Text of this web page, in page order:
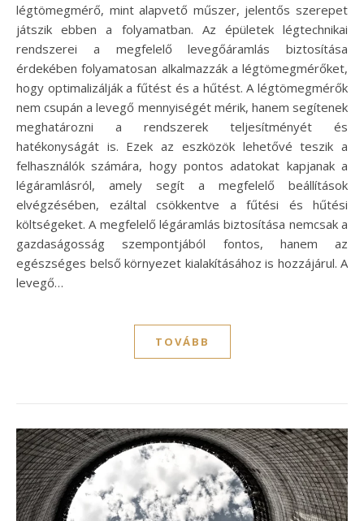
légtömegmérő, mint alapvető műszer, jelentős szerepet
játszik ebben a folyamatban. Az épületek légtechnikai
rendszerei a megfelelő levegőáramlás biztosítása
érdekében folyamatosan alkalmazzák a légtömegmérőket,
hogy optimalizálják a fűtést és a hűtést. A légtömegmérők
nem csupán a levegő mennyiségét mérik, hanem segítenek
meghatározni a rendszerek teljesítményét és
hatékonyságát is. Ezek az eszközök lehetővé teszik a
felhasználók számára, hogy pontos adatokat kapjanak a
légáramlásról, amely segít a megfelelő beállítások
elvégzésében, ezáltal csökkentve a fűtési és hűtési
költségeket. A megfelelő légáramlás biztosítása nemcsak a
gazdaságosság szempontjából fontos, hanem az
egészséges belső környezet kialakításához is hozzájárul. A
levegő…
TOVÁBB